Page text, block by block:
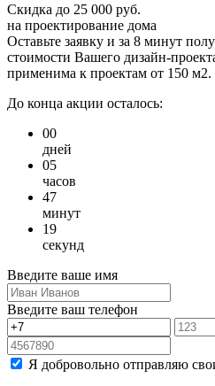
Скидка до 25 000 руб.
на проектирование дома
Оставьте заявку и за 8 минут
стоимости Вашего дизайн-
применима к проектам от 150 м2.
До конца акции осталось:
00
дней
05
часов
47
минут
19
секунд
Введите ваше имя
Введите ваш телефон
Я добровольно отправляю